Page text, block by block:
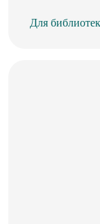
Для библиотек